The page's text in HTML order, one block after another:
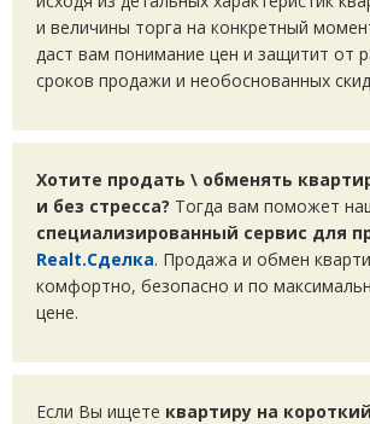
и величины торга на конкретный
даст вам понимание цен и защитит от
сроков продажи и необоснованных
Хотите продать \ обменять
и без стресса? Тогда вам поможет
специализированный сервис для
Realt.Сделка. Продажа и обмен
комфортно, безопасно и по
цене.
Если Вы ищете квартиру на